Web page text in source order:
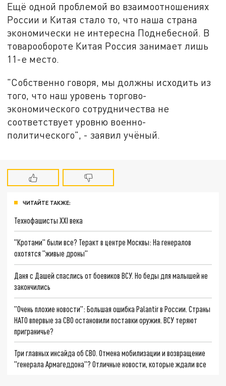
Ещё одной проблемой во взаимоотношениях
России и Китая стало то, что наша страна
экономически не интересна Поднебесной. В
товарообороте Китая Россия занимает лишь
11-е место.
"Собственно говоря, мы должны исходить из
того, что наш уровень торгово-
экономического сотрудничества не
соответствует уровню военно-
политического", - заявил учёный.
ЧИТАЙТЕ ТАКЖЕ:
Технофашисты XXI века
"Кротами" были все? Теракт в центре Москвы: На генералов
охотятся "живые дроны"
Даня с Дашей спаслись от боевиков ВСУ. Но беды для малышей не
закончились
"Очень плохие новости": Большая ошибка Palantir в России. Страны
НАТО впервые за СВО остановили поставки оружия. ВСУ теряют
приграничье?
Три главных инсайда об СВО. Отмена мобилизации и возвращение
"генерала Армагеддона"? Отличные новости, которые ждали все